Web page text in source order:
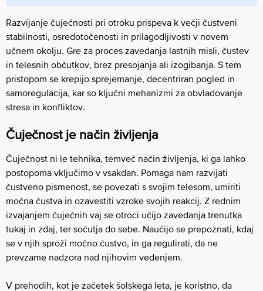
Razvijanje čuječnosti pri otroku prispeva k večji čustveni
stabilnosti, osredotočenosti in prilagodljivosti v novem
učnem okolju. Gre za proces zavedanja lastnih misli, čustev
in telesnih občutkov, brez presojanja ali izogibanja. S tem
pristopom se krepijo sprejemanje, decentriran pogled in
samoregulacija, kar so ključni mehanizmi za obvladovanje
stresa in konfliktov.
Čuječnost je način življenja
Čuječnost ni le tehnika, temveč način življenja, ki ga lahko
postopoma vključimo v vsakdan. Pomaga nam razvijati
čustveno pismenost, se povezati s svojim telesom, umiriti
močna čustva in ozavestiti vzroke svojih reakcij. Z rednim
izvajanjem čuječnih vaj se otroci učijo zavedanja trenutka
tukaj in zdaj, ter sočutja do sebe. Naučijo se prepoznati, kdaj
se v njih sproži močno čustvo, in ga regulirati, da ne
prevzame nadzora nad njihovim vedenjem.
V prehodih, kot je začetek šolskega leta, je koristno, da